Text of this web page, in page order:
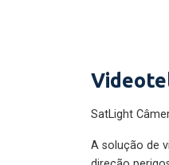
SatLight
A solução de
direção